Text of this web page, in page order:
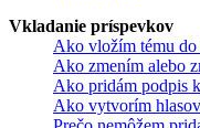
Vkladanie príspevkov
Ako vložím tému do
Ako zmením alebo
Ako pridám podpis
Ako vytvorím